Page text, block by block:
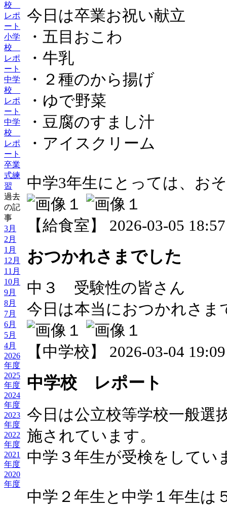
校
レポ
ート
小学
校
レポ
ート
中学
校
レポ
ート
中学
校
レポ
ート
卒業
式練
習
過去
の記
事
3月
2月
1月
12月
11月
10月
9月
8月
7月
6月
5月
4月
2026
年度
2025
年度
2024
年度
2023
年度
2022
年度
2021
年度
2020
年度
今日は卒業お祝い献立
・五目おこわ
・牛乳
・２種のから揚げ
・ゆで野菜
・豆腐のすまし汁
・アイスクリーム
中学3年生にとっては、お
【給食室】 2026-03-05
おつかれさまでした
中３ 受験性の皆さん
今日は本当におつかれさま
【中学校】 2026-03-04
中学校 レポート
今日は公立校等学校一般選
施されています。
中学３年生が受検をしてい
中学２年生と中学１年生は